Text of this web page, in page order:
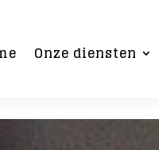
Onze diensten